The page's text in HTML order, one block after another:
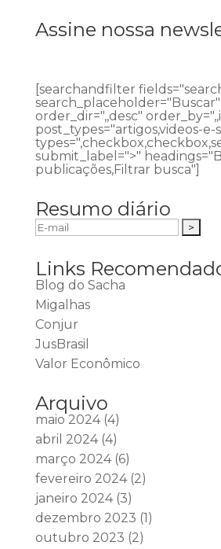
Assine nossa
[searchandfilter
search_placeholder="Buscar"
order_dir=",,desc"
post_types="artigos,videos-e-
submit_label=">"
publicações,Filtrar busca"]
Resumo diário
Links
Blog do Sacha
Migalhas
Conjur
JusBrasil
Valor Econômico
Arquivo
maio 2024(4)
abril 2024(4)
março 2024(6)
fevereiro 2024(2)
janeiro 2024(3)
dezembro 2023 (1)
outubro 2023 (2)